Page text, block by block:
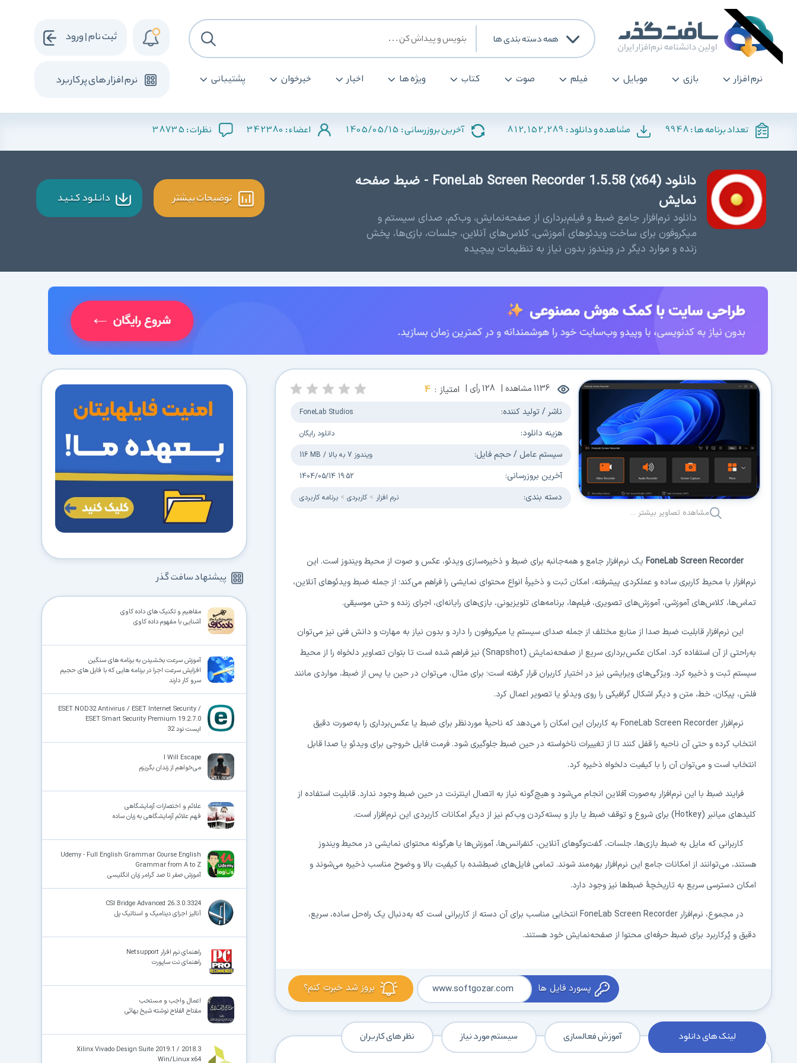
همه دسته بندی ها
نرم افزار بازی موبایل فیلم صوت کتاب ویژه ها اخبار خبرخوان پشتیبانی نرم افزار های پرکاربرد
ثبت نام | ورود
تعداد برنامه ها :9948 مشاهده و دانلود : 812,152,289 آخرین بروزرسانی : 1405/05/15 اعضاء : 342380 نظرات : 38735
دانلود FoneLab Screen Recorder 1.5.58 (x64) - ضبط صفحه
نمایش
دانلود نرم‌افزار جامع ضبط و فیلم‌برداری از صفحه‌نمایش، وب‌کم، صدای سیستم و
میکروفون برای ساخت ویدئوهای آموزشی، کلاس‌های آنلاین، جلسات، بازی‌ها، پخش
زنده و موارد دیگر در ویندوز بدون نیاز به تنظیمات پیچیده
توضیحات بیشتر دانـلـود کـنـیـد
مشاهده تصاویر بیشتر ...
1136مشاهده | 128رأی | امتیاز : 4
ناشر / تولید کننده: FoneLab Studios
هزینه دانلود: دانلود رایگان
سیستم عامل / حجم فایل: 116 MB / ویندوز 7 به بالا
آخرین بروزرسانی: 1404/05/14 19:52
دسته بندی: نرم افزار کاربردی برنامه کاربردی
FoneLab Screen Recorder یک نرم‌افزار جامع و همه‌جانبه برای ضبط و ذخیره‌سازی ویدئو، عکس و صوت از محیط ویندوز است. این
نرم‌افزار با محیط کاربری ساده و عملکردی پیشرفته، امکان ثبت و ذخیرهٔ انواع محتوای نمایشی را فراهم می‌کند؛ از جمله ضبط ویدئوهای آنلاین،
تماس‌ها، کلاس‌های آموزشی، آموزش‌های تصویری، فیلم‌ها، برنامه‌های تلویزیونی، بازی‌های رایانه‌ای، اجرای زنده و حتی موسیقی.
این نرم‌افزار قابلیت ضبط صدا از منابع مختلف از جمله صدای سیستم یا میکروفون را دارد و بدون نیاز به مهارت و دانش فنی نیز می‌توان
به‌راحتی از آن استفاده کرد. امکان عکس‌برداری سریع از صفحه‌نمایش (Snapshot) نیز فراهم شده است تا بتوان تصاویر دلخواه را از محیط
سیستم ثبت و ذخیره کرد. ویژگی‌های ویرایشی نیز در اختیار کاربران قرار گرفته است؛ برای مثال، می‌توان در حین یا پس از ضبط، مواردی مانند
فلش، پیکان، خط، متن و دیگر اشکال گرافیکی را روی ویدئو یا تصویر اعمال کرد.
نرم‌افزار FoneLab Screen Recorder به کاربران این امکان را می‌دهد که ناحیهٔ موردنظر برای ضبط یا عکس‌برداری را به‌صورت دقیق
انتخاب کرده و حتی آن ناحیه را قفل کنند تا از تغییرات ناخواسته در حین ضبط جلوگیری شود. فرمت فایل خروجی برای ویدئو یا صدا قابل
انتخاب است و می‌توان آن را با کیفیت دلخواه ذخیره کرد.
فرایند ضبط با این نرم‌افزار به‌صورت آفلاین انجام می‌شود و هیچ‌گونه نیاز به اتصال اینترنت در حین ضبط وجود ندارد. قابلیت استفاده از
کلیدهای میانبر (Hotkey) برای شروع و توقف ضبط یا باز و بسته‌کردن وب‌کم نیز از دیگر امکانات کاربردی این نرم‌افزار است.
کاربرانی که مایل به ضبط بازی‌ها، جلسات، گفت‌وگوهای آنلاین، کنفرانس‌ها، آموزش‌ها یا هرگونه محتوای نمایشی در محیط ویندوز
هستند، می‌توانند از امکانات جامع این نرم‌افزار بهره‌مند شوند. تمامی فایل‌های ضبط‌شده با کیفیت بالا و وضوح مناسب ذخیره می‌شوند و
امکان دسترسی سریع به تاریخچهٔ ضبط‌ها نیز وجود دارد.
در مجموع، نرم‌افزار FoneLab Screen Recorder انتخابی مناسب برای آن دسته از کاربرانی است که به‌دنبال یک راه‌حل ساده، سریع،
دقیق و پُرکاربرد برای ضبط حرفه‌ای محتوا از صفحه‌نمایش خود هستند.
بروز شد خبرت کنم؟ پسورد فایل ها www.softgozar.com
لینک های دانلود آموزش فعالسازی سیستم مورد نیاز نظر های کاربران
پیشنهاد سافت گذر
مفاهیم و تکنیک های داده کاوی
آشنایی با مفهوم داده کاوی
آموزش سرعت بخشیدن به برنامه های سنگین
افزایش سرعت اجرا در برنامه هایی که با فایل های حجیم
سرو کار دارند
ESET NOD32 Antivirus / ESET Internet Security /
ESET Smart Security Premium 19.2.7.0
ایست نود 32
I Will Escape
می‌خواهم از زندان بگریزم
علائم و اختصارات آزمایشگاهی
فهم علائم آزمایشگاهی به زبان ساده
Udemy - Full English Grammar Course English
Grammar from A to Z
آموزش صفر تا صد گرامر زبان انگلیسی
CSI Bridge Advanced 26.3.0.3324
آنالیز اجزای دینامیک و استاتیک پل
راهنمای نرم افزار Netsupport
راهنمای نت ساپورت
اعمال واجب و مستحب
مفتاح الفلاح نوشته شیخ بهائی
Xilinx Vivado Design Suite 2019.1 / 2018.3
Win/Linux x64